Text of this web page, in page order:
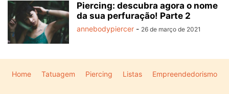
Piercing: descubra agora o nome
da sua perfuração! Parte 2
annebodypiercer - 26 de março de 2021
Home Tatuagem Piercing Listas Empreendedorismo